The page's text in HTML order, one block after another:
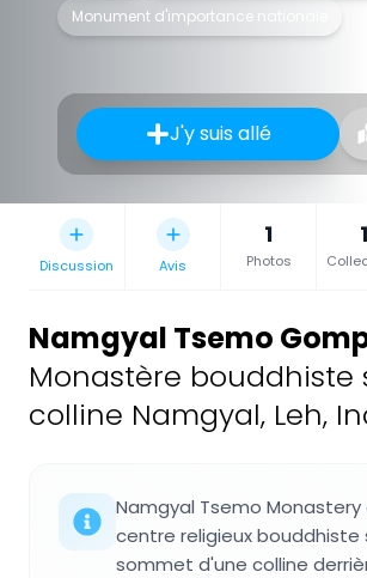
Monument d'importance nationale
J'y suis allé
Discussion Avis
1
Photos
1
Namgyal Tsemo
Monastère bouddhiste
colline Namgyal, Leh,
Namgyal Tsemo Monastery
centre religieux bouddhiste
sommet d'une colline